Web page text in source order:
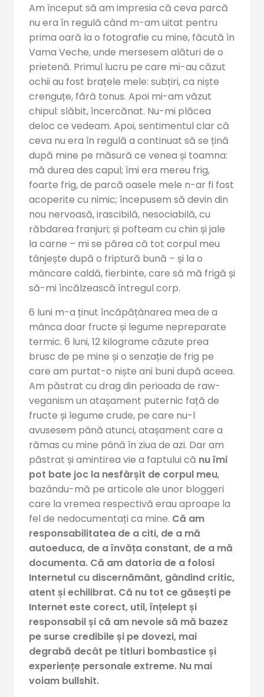
Am început să am impresia că ceva parcă
nu era în regulă când m-am uitat pentru
prima oară la o fotografie cu mine, făcută în
Vama Veche, unde mersesem alături de o
prietenă. Primul lucru pe care mi-au căzut
ochii au fost brațele mele: subțiri, ca niște
crenguțe, fără tonus. Apoi mi-am văzut
chipul: slăbit, încercănat. Nu-mi plăcea
deloc ce vedeam. Apoi, sentimentul clar că
ceva nu era în regulă a continuat să se țină
după mine pe măsură ce venea și toamna:
mă durea des capul; îmi era mereu frig,
foarte frig, de parcă oasele mele n-ar fi fost
acoperite cu nimic; începusem să devin din
nou nervoasă, irascibilă, nesociabilă, cu
răbdarea franjuri; și pofteam cu chin și jale
la carne – mi se părea că tot corpul meu
tânjește după o friptură bună – și la o
mâncare caldă, fierbinte, care să mă frigă și
să-mi încălzească întregul corp.
6 luni m-a ținut încăpățânarea mea de a
mânca doar fructe și legume nepreparate
termic. 6 luni, 12 kilograme căzute prea
brusc de pe mine și o senzație de frig pe
care am purtat-o niște ani buni după aceea.
Am păstrat cu drag din perioada de raw-
veganism un atașament puternic față de
fructe și legume crude, pe care nu-l
avusesem până atunci, atașament care a
rămas cu mine până în ziua de azi. Dar am
păstrat și amintirea vie a faptului că nu îmi
pot bate joc la nesfârșit de corpul meu,
bazându-mă pe articole ale unor bloggeri
care la vremea respectivă erau aproape la
fel de nedocumentați ca mine. Că am
responsabilitatea de a citi, de a mă
autoeduca, de a învăța constant, de a mă
documenta. Că am datoria de a folosi
Internetul cu discernământ, gândind critic,
atent și echilibrat. Că nu tot ce găsești pe
Internet este corect, util, înțelept și
responsabil și că am nevoie să mă bazez
pe surse credibile și pe dovezi, mai
degrabă decât pe titluri bombastice și
experiențe personale extreme. Nu mai
voiam bullshit.